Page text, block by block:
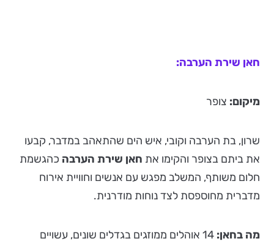
חאן שירת הערבה:
מיקום: צופר
שרון, בת הערבה וקובי, איש הים שהתאהב במדבר, קבעו
את ביתם בצופר והקימו את חאן שירת הערבה כהגשמת
חלום משותף, המשלב מפגש עם אנשים וחוויית אירוח
מדברית מחוספסת לצד נוחות מודרנית.
מה בחאן:
14 אוהלים ממוזגים בגדלים שונים, עשויים